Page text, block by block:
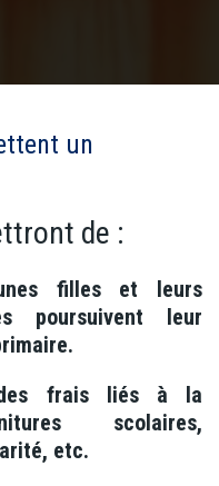
un
de :
filles et leurs
poursuivent leur
des frais liés à la
scolaires,
etc.